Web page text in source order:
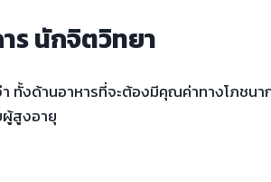
ร นักจิตวิทยา
ทั้งด้านอาหารที่จะต้องมีคุณค่าทางโภชนา
สูงอายุ